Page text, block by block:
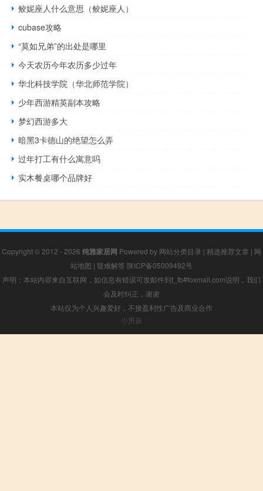
鲛妮座人什么意思（鲛妮座人）
cubase攻略
“莫如兄弟”的出处是哪里
今天农历今年农历多少过年
华北科技学院（华北师范学院）
少年西游精英副本攻略
梦幻西游多大
暗黑3卡德山的绝望怎么弄
过年打工有什么寓意吗
实木餐桌哪个品牌好
Copyright © 2012 - 2026 纯雅家居网 Powered by 网站分类目录 | 精选推荐文章 | 网
站地图 | 疑难解答 陕ICP备05009492号
声明：本站内容来自互联网，如信息有错误可发邮件到f_fb#foxmail.com说明，我们
会及时纠正，谢谢
本站仅为个人兴趣爱好，不接盈利性广告及商业合作
小男孩